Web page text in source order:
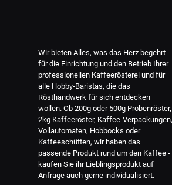
Wir bieten Alles, was das Herz begehrt
für die Einrichtung und den Betrieb Ihrer
professionellen Kaffeerösterei und für
alle Hobby-Baristas, die das
Rösthandwerk für sich entdecken
wollen. Ob 200g oder 500g Probenröster,
2kg Kaffeeröster, Kaffee-Verpackungen,
Vollautomaten, Hobbocks oder
Kaffeeschütten, wir haben das
passende Produkt rund um den Kaffee -
kaufen Sie ihr Lieblingsprodukt auf
Anfrage auch gerne individualisiert.